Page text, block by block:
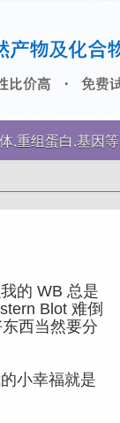
,重组蛋白,基因等
的 WB 总是
Blot 难倒
西当然要分
小幸福就是